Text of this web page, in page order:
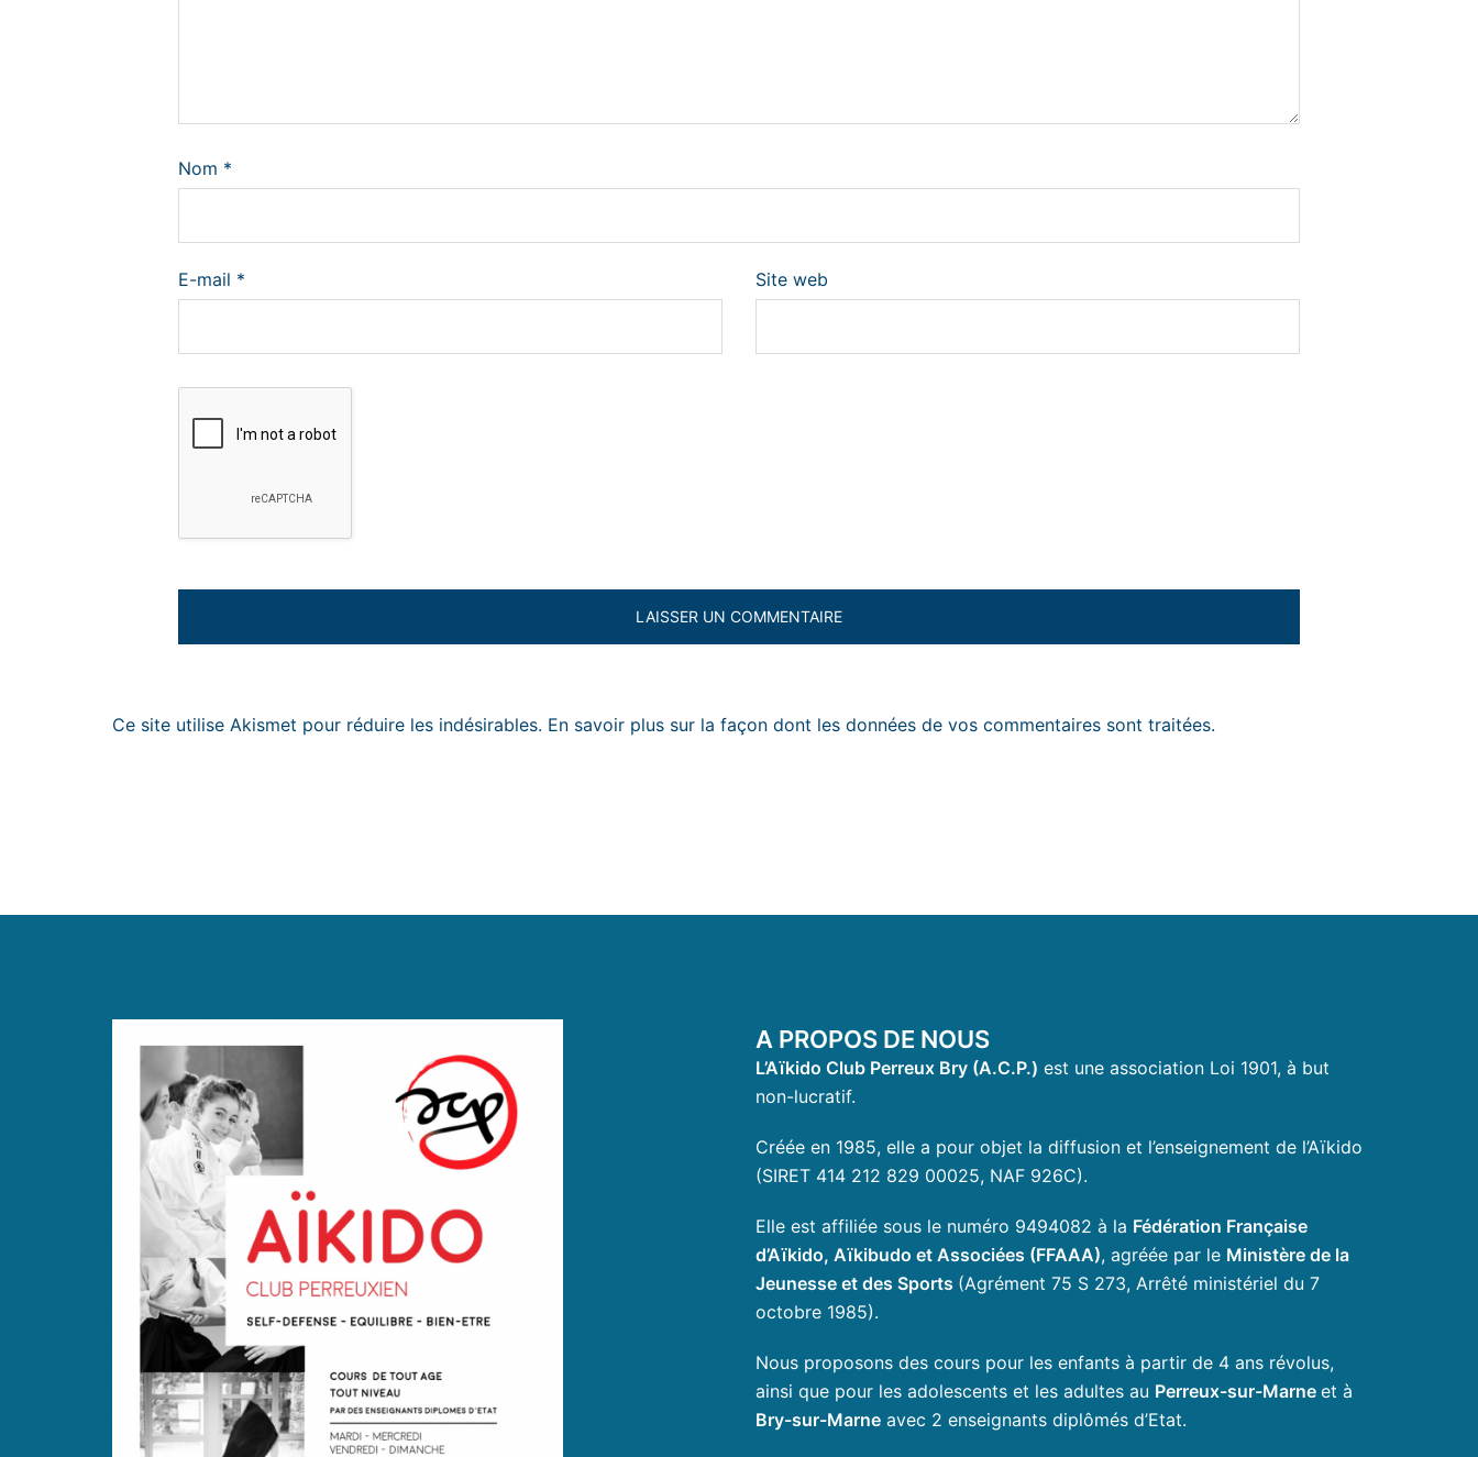
Nom *
E-mail * Site web
Ce site utilise Akismet pour réduire les indésirables. En savoir plus sur la façon dont les données de vos commentaires sont traitées.
A PROPOS DE NOUS
L’Aïkido Club Perreux Bry (A.C.P.) est une association Loi 1901, à but
non-lucratif.
Créée en 1985, elle a pour objet la diffusion et l’enseignement de l’Aïkido
(SIRET 414 212 829 00025, NAF 926C).
Elle est affiliée sous le numéro 9494082 à la Fédération Française
d’Aïkido, Aïkibudo et Associées (FFAAA), agréée par le Ministère de la
Jeunesse et des Sports (Agrément 75 S 273, Arrêté ministériel du 7
octobre 1985).
Nous proposons des cours pour les enfants à partir de 4 ans révolus,
ainsi que pour les adolescents et les adultes au Perreux-sur-Marne et à
Bry-sur-Marne avec 2 enseignants diplômés d’Etat.